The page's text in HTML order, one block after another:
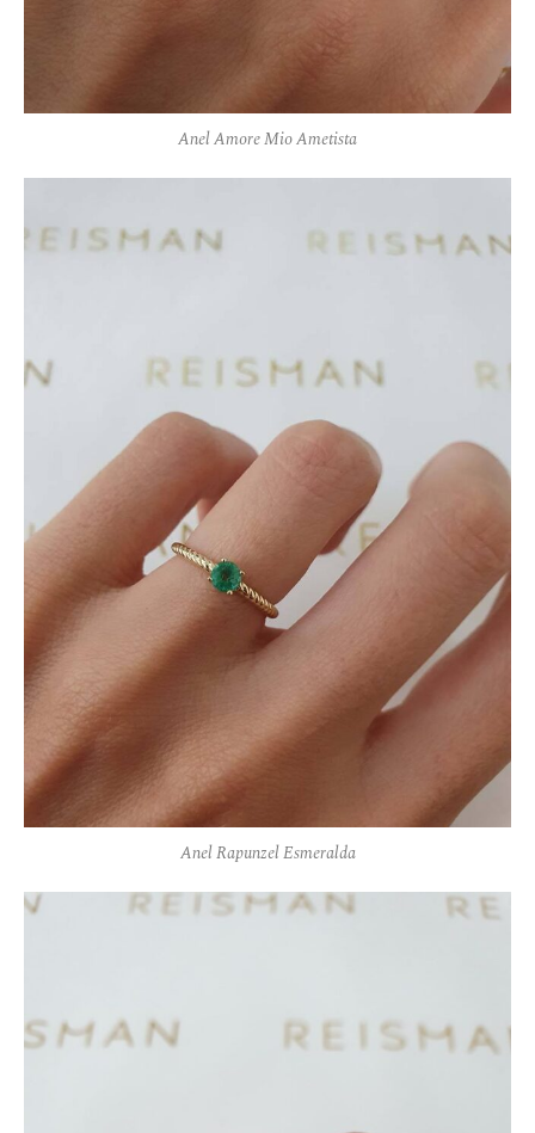
Anel Amore Mio Ametista
Anel Rapunzel Esmeralda